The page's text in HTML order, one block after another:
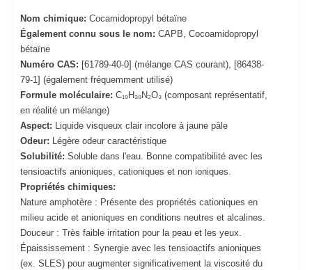
Nom chimique: Cocamidopropyl bétaïne
Également connu sous le nom: CAPB, Cocoamidopropyl
bétaïne
Numéro CAS: [61789-40-0] (mélange CAS courant), [86438-
79-1] (également fréquemment utilisé)
Formule moléculaire: C₁₉H₃₈N₂O₃ (composant représentatif,
en réalité un mélange)
Aspect: Liquide visqueux clair incolore à jaune pâle
Odeur: Légère odeur caractéristique
Solubilité: Soluble dans l'eau. Bonne compatibilité avec les
tensioactifs anioniques, cationiques et non ioniques.
Propriétés chimiques:
Nature amphotère : Présente des propriétés cationiques en
milieu acide et anioniques en conditions neutres et alcalines.
Douceur : Très faible irritation pour la peau et les yeux.
Épaississement : Synergie avec les tensioactifs anioniques
(ex. SLES) pour augmenter significativement la viscosité du